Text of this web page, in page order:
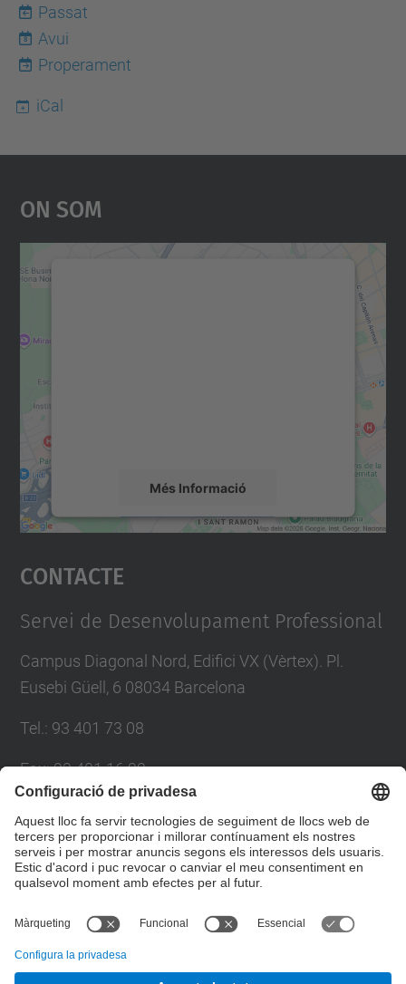
Passat
8
Avui
Properament
iCal
On Som
Més Informació
Accepta
powered by
Contacte
Servei de Desenvolupament Professional
Campus Diagonal Nord, Edifici VX (Vèrtex). Pl.
Eusebi Güell, 6 08034 Barcelona
Tel. : 93 401 73 08
Fax:93 401 16 22
Directori UPC
Formulari de contacte